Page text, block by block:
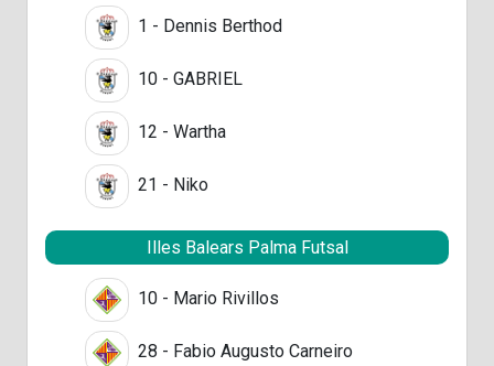
1 - Dennis Berthod
10 - GABRIEL
12 - Wartha
21 - Niko
Illes Balears Palma Futsal
10 - Mario Rivillos
28 - Fabio Augusto Carneiro